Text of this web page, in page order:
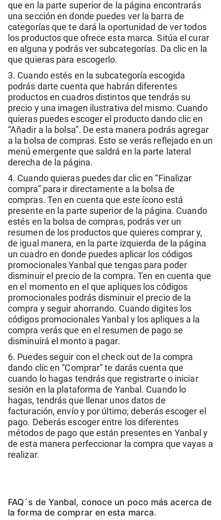
que en la parte superior de la página encontrarás
una sección en donde puedes ver la barra de
categorías que te dará la oportunidad de ver todos
los productos que ofrece esta marca. Sitúa el curar
en alguna y podrás ver subcategorías. Da clic en la
que quieras para escogerlo.
3. Cuando estés en la subcategoría escogida
podrás darte cuenta que habrán diferentes
productos en cuadros distintos que tendrás su
precio y una imagen ilustrativa del mismo. Cuando
quieras puedes escoger el producto dando clic en
“Añadir a la bolsa”. De esta manera podrás agregar
a la bolsa de compras. Esto se verás reflejado en un
menú emergente que saldrá en la parte lateral
derecha de la página.
4. Cuando quieras puedes dar clic en “Finalizar
compra” para ir directamente a la bolsa de
compras. Ten en cuenta que este ícono está
presente en la parte superior de la página. Cuando
estés en la bolsa de compras, podrás ver un
resumen de los productos que quieres comprar y,
de igual manera, en la parte izquierda de la página
un cuadro en donde puedes aplicar los códigos
promocionales Yanbal que tengas para poder
disminuir el precio de la compra. Ten en cuenta que
en el momento en el que apliques los códigos
promocionales podrás disminuir el precio de la
compra y seguir ahorrando. Cuando digites los
códigos promocionales Yanbal y los apliques a la
compra verás que en el resumen de pago se
disminuirá el monto a pagar.
6. Puedes seguir con el check out de la compra
dando clic en “Comprar” te darás cuenta que
cuando lo hagas tendrás que registrarte o iniciar
sesión en la plataforma de Yanbal. Cuando lo
hagas, tendrás que llenar unos datos de
facturación, envío y por último; deberás escoger el
pago. Deberás escoger entre los diferentes
métodos de pago que están presentes en Yanbal y
de esta manera perfeccionar la compra que vayas a
realizar.
FAQ´s de Yanbal, conoce un poco más acerca de
la forma de comprar en esta marca.